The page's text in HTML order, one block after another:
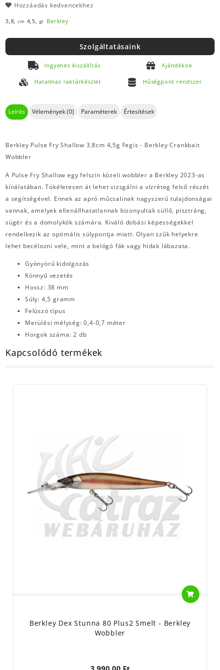
Hozzáadás kedvencekhez
3,8, cm 4,5, gr Berkley
Szolgáltatásaink
Ingyenes kiszállítás Ajándékok
Hatalmas raktárkészlet Hűségpont rendszer
Leírás Vélemények (0) Paraméterek Értesítések
Berkley Pulse Fry Shallow 3,8cm 4,5g Fegis - Berkley Crankbait
Wobbler
A Pulse Fry Shallow egy felszín közeli wobbler a Berkley 2023-as
kínálatában. Tökéletesen át lehet vizsgálni a vízréteg felső részét
a segítségével. Ennek az apró műcsalinak nagyszerű tulajdonságai
vannak, amelyek ellenállhatatlannak bizonyultak süllő, pisztráng,
sügér és a domolykók számára. Kiváló dobási képességekkel
rendelkezik az optimális súlypontja miatt. Olyan szűk helyekre
lehet becélozni vele, mint a belógó fák vagy hidak lábazata.
Gyönyörű kidolgozás
Könnyű vezetés
Hossz: 38 mm
Súly: 4,5 gramm
Felúszó típus
Merülési mélység: 0,4-0,7 méter
Horgok száma: 2 db
Kapcsolódó termékek
Berkley Dex Stunna 80 Plus2 Smelt - Berkley
Wobbler